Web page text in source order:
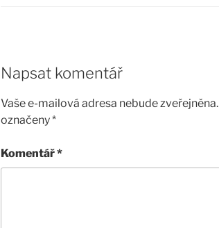
Napsat komentář
Vaše e-mailová adresa nebude zveřejněna.
označeny*
Komentář*